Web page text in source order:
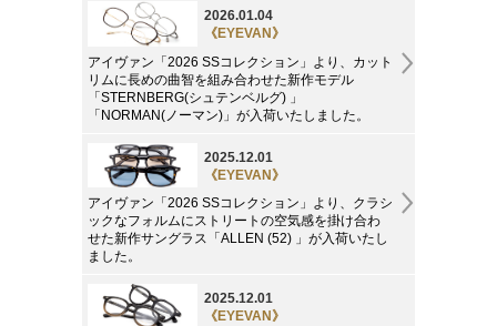
2026.01.04
《EYEVAN》
アイヴァン「2026 SSコレクション」より、カット
リムに長めの曲智を組み合わせた新作モデル
「STERNBERG(シュテンベルグ) 」
「NORMAN(ノーマン)」が入荷いたしました。
2025.12.01
《EYEVAN》
アイヴァン「2026 SSコレクション」より、クラシ
ックなフォルムにストリートの空気感を掛け合わ
せた新作サングラス「ALLEN (52) 」が入荷いたし
ました。
2025.12.01
《EYEVAN》